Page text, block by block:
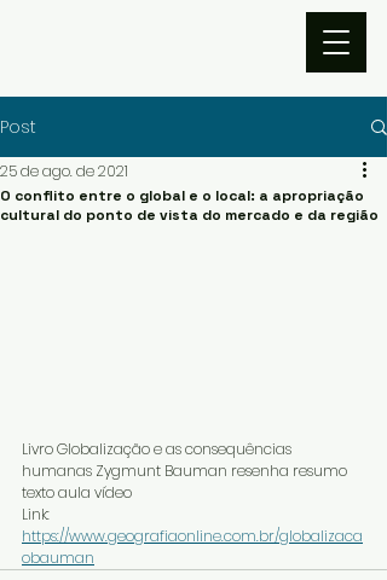
Post
O conflito entre o global e o local: a apropriação
cultural do ponto de vista do mercado e da região
25 de ago. de 2021
Livro Globalização e as consequências
humanas Zygmunt Bauman resenha resumo
texto aula vídeo
Link:
https://www.geografiaonline.com.br/globalizaca
obauman